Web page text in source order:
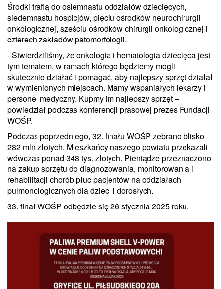
Środki trafią do osiemnastu oddziałów dziecięcych,
siedemnastu hospicjów, pięciu ośrodków neurochirurgii
onkologicznej, sześciu ośrodków chirurgii onkologicznej i
czterech zakładów patomorfologii.
- Stwierdziliśmy, że onkologia i hematologia dziecięca jest
tym tematem, w ramach którego będziemy mogli
skutecznie działać i pomagać, aby najlepszy sprzęt działał
w wymienionych miejscach. Mamy wspaniałych lekarzy i
personel medyczny. Kupmy im najlepszy sprzęt –
powiedział podczas konferencji prasowej prezes Fundacji
WOŚP.
Podczas poprzedniego, 32. finału WOŚP zebrano blisko
282 mln złotych. Mieszkańcy naszego powiatu przekazali
wówczas ponad 348 tys. złotych. Pieniądze przeznaczono
na zakup sprzętu do diagnozowania, monitorowania i
rehabilitacji chorób płuc pacjentów na oddziałach
pulmonologicznych dla dzieci i dorosłych.
33. finał WOŚP odbędzie się 26 stycznia 2025 roku.